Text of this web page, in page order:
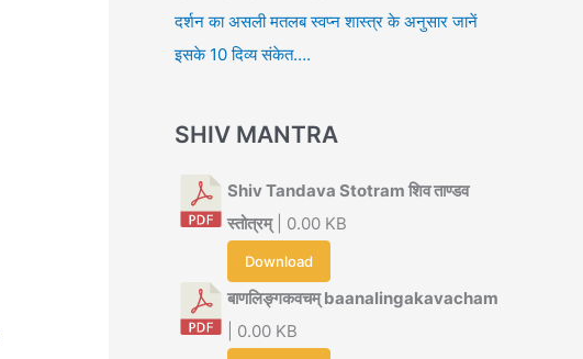
दर्शन का असली मतलब स्वप्न शास्त्र के अनुसार जानें
इसके 10 दिव्य संकेत….
SHIV MANTRA
Shiv Tandava Stotram शिव ताण्डव
स्तोत्रम्| 0.00 KB
Download
बाणलिङ्गकवचम् baanalingakavacham
| 0.00 KB